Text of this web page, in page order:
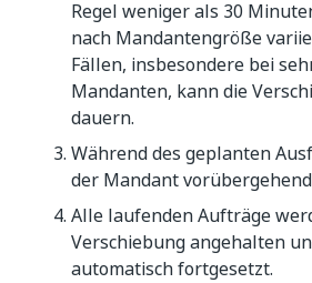
Regel weniger als 30
nach Mandantengröße
Fällen, insbesondere bei
Mandanten, kann die
dauern.
Während des geplanten
der Mandant
Alle laufenden Aufträge
Verschiebung angehalten
automatisch fortgesetzt.